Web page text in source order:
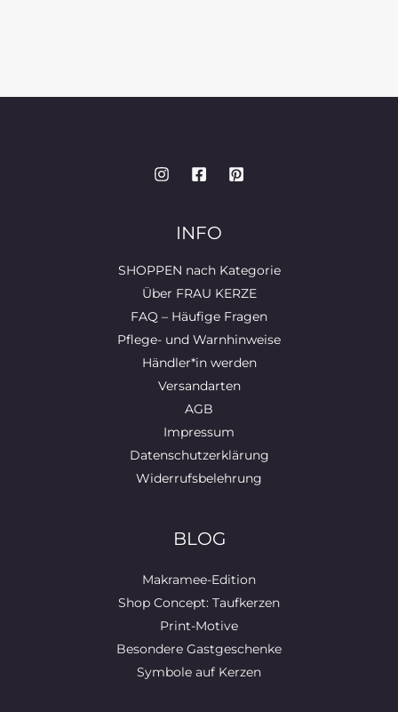
INFO
SHOPPEN nach Kategorie
Über FRAU KERZE
FAQ – Häufige Fragen
Pflege- und Warnhinweise
Händler*in werden
Versandarten
AGB
Impressum
Datenschutzerklärung
Widerrufsbelehrung
BLOG
Makramee-Edition
Shop Concept: Taufkerzen
Print-Motive
Besondere Gastgeschenke
Symbole auf Kerzen